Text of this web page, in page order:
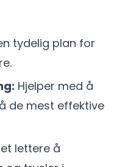
tydelig plan for
Hjelper med å
de mest effektive
lettere å